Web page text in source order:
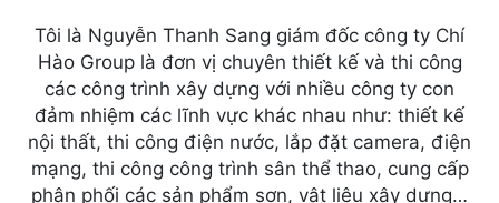
Tôi là Nguyễn Thanh Sang giám đốc công ty Chí
Hào Group là đơn vị chuyên thiết kế và thi công
các công trình xây dựng với nhiều công ty con
đảm nhiệm các lĩnh vực khác nhau như: thiết kế
nội thất, thi công điện nước, lắp đặt camera, điện
mạng, thi công công trình sân thể thao, cung cấp
phân phối các sản phẩm sơn, vật liệu xây dựng…